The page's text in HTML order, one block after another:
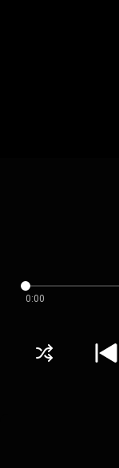
0:00